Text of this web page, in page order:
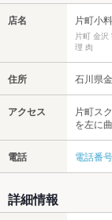
店名 片町小
片町 金
理 肉
住所 石川県
アクセス
片町ス
を左に
電話 電話番
詳細情報